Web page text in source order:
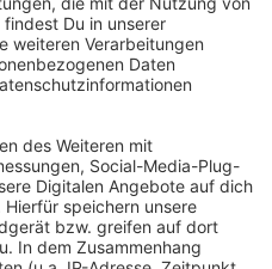
Autos mit
Taxis zur Abholzet
in Capelle
die Polizei in
entgegen.